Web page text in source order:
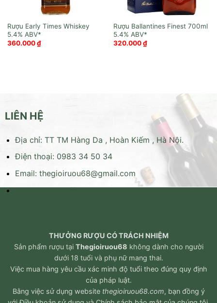
Rượu Early Times Whiskey
360.000₫
Rượu Ballantines Finest 700ml
320.000₫
LIÊN HỆ
Địa chỉ: TT TM Hàng Da , Hoàn Kiếm , Hà Nội.
Điện thoại: 0983 34 50 34
Email: thegioiruou68@gmail.com
Website:https://thegioiruou68.com
THƯỞNG RƯỢU CÓ TRÁCH NHIỆM
Sản phẩm rượu tại Thegioiruou68 không dành cho người
dưới 18 tuổi và phụ nữ mang thai.
Việc mua hàng yêu cầu xác minh độ tuổi theo đúng quy định
của pháp luật.
Bằng việc sử dụng website thegioiruou68.com, bạn đồng ý